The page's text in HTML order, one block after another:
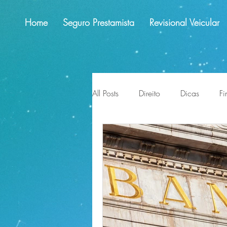
Home Seguro Prestamista Revisional Veicular
All Posts Direito Dicas
educação financeira
impactos perspectivas